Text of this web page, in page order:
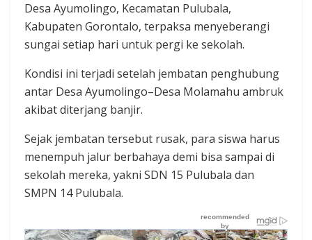
Desa Ayumolingo, Kecamatan Pulubala,
Kabupaten Gorontalo, terpaksa menyeberangi
sungai setiap hari untuk pergi ke sekolah.
Kondisi ini terjadi setelah jembatan penghubung
antar Desa Ayumolingo–Desa Molamahu ambruk
akibat diterjang banjir.
Sejak jembatan tersebut rusak, para siswa harus
menempuh jalur berbahaya demi bisa sampai di
sekolah mereka, yakni SDN 15 Pulubala dan
SMPN 14 Pulubala.